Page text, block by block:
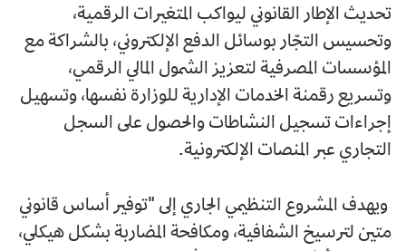
تحديث الإطار القانوني ليواكب المتغيرات الرقمية،
وتحسيس التجّار بوسائل الدفع الإلكتروني، بالشراكة مع
المؤسسات المصرفية لتعزيز الشمول المالي الرقمي،
وتسريع رقمنة الخدمات الإدارية للوزارة نفسها، وتسهيل
إجراءات تسجيل النشاطات والحصول على السجل
التجاري عبر المنصات الإلكترونية.
ويهدف المشروع التنظيمي الجاري إلى "توفير أساس قانوني
متين لترسيخ الشفافية، ومكافحة المضاربة بشكل هيكلي،